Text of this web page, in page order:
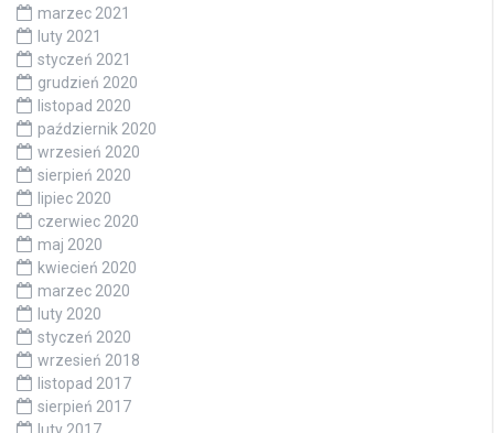
marzec 2021
luty 2021
styczeń 2021
grudzień 2020
listopad 2020
październik 2020
wrzesień 2020
sierpień 2020
lipiec 2020
czerwiec 2020
maj 2020
kwiecień 2020
marzec 2020
luty 2020
styczeń 2020
wrzesień 2018
listopad 2017
sierpień 2017
luty 2017